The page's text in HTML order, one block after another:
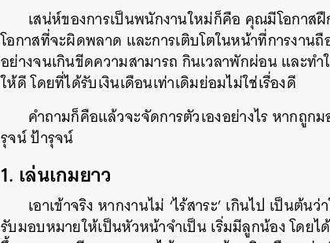
เสน่ห์ของการเป็นพนักงานใหม่ก็คือ คุณมีโอกาส
โอกาสที่จะผิดพลาด และการเติบโตในหน้าที่การงาน
อย่างจนเกินขีดความสามารถ กินเวลาพักผ่อน และท
ให้ดี โดยที่ได้รับเงินเดือนเท่าเดิมย่อมไม่ใช่เรื่องดี
คำถามก็คือแล้วจะจัดการตัวเองอย่างไร หากถู
รุจน์ ป้ารุจน์
1. เล่นเกมยาว
เอาเข้าจริง หากงานไม่ ‘ไร้สาระ’ เกินไป เป็นต้
รับมอบหมายให้เป็นหัวหน้าจำเป็น เริ่มมีลูกน้อง โดยไ